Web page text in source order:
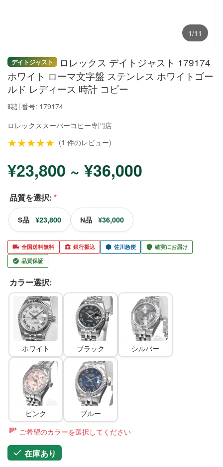
1/11
デイトジャスト
ロレックス デイトジャスト 179174
ホワイト ローマ文字盤 ステンレス ホワイトゴー
ルド レディース 時計 コピー
時計番号: 179174
ロレックススーパーコピー専門店
★★★★★ (1 件のレビュー)
¥23,800 ~ ¥36,000
品質を選択: *
S品 ¥23,800 N品 ¥36,000
全国送料無料 銀行振込 佐川急便
確実にお届け
品質保証
カラー選択:
ホワイト ブラック シルバー
ピンク
ブルー
ご希望のカラーを選択してください
在庫あり